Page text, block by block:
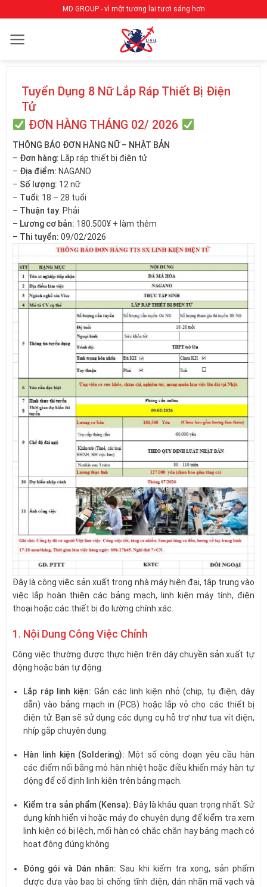
qua
nội
MD GROUP - vì một tương lai tươi sáng hơn
Tuyển Dụng 8 Nữ Lắp Ráp Thiết Bị Điện
Tử
ĐƠN HÀNG THÁNG 02/ 2026
THÔNG BÁO ĐƠN HÀNG NỮ – NHẬT BẢN
– Đơn hàng: Lắp ráp thiết bị điện tử
– Địa điểm: NAGANO
– Số lượng: 12 nữ
– Tuổi: 18 – 28 tuổi
– Thuận tay: Phải
– Lương cơ bản: 180.500¥ + làm thêm
– Thi tuyển: 09/02/2026
Đây là công việc sản xuất trong nhà máy hiện đại, tập trung vào
việc lắp hoàn thiện các bảng mạch, linh kiện máy tính, điện
thoại hoặc các thiết bị đo lường chính xác.
1. Nội Dung Công Việc Chính
Công việc thường được thực hiện trên dây chuyền sản xuất tự
động hoặc bán tự động:
Lắp ráp linh kiện: Gắn các linh kiện nhỏ (chip, tụ điện, dây
dẫn) vào bảng mạch in (PCB) hoặc lắp vỏ cho các thiết bị
điện tử. Bạn sẽ sử dụng các dụng cụ hỗ trợ như tua vít điện,
nhíp gắp chuyên dụng.
Hàn linh kiện (Soldering): Một số công đoạn yêu cầu hàn
các điểm nối bằng mỏ hàn nhiệt hoặc điều khiển máy hàn tự
động để cố định linh kiện trên bảng mạch.
Kiểm tra sản phẩm (Kensa): Đây là khâu quan trọng nhất. Sử
dụng kính hiển vi hoặc máy đo chuyên dụng để kiểm tra xem
linh kiện có bị lệch, mối hàn có chắc chắn hay bảng mạch có
hoạt động đúng không.
Đóng gói và Dán nhãn: Sau khi kiểm tra xong, sản phẩm
được đưa vào bao bì chống tĩnh điện, dán nhãn mã vạch và